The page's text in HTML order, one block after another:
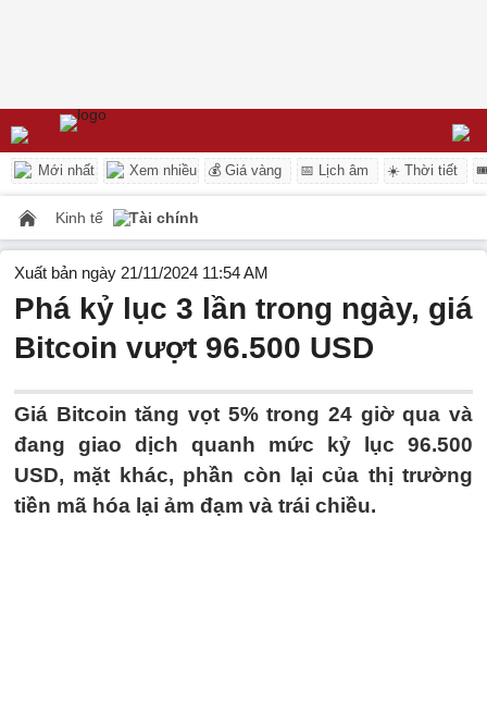
Mới nhất Xem nhiều 💰 Giá vàng 📅 Lịch âm ☀️ Thời tiết
Kinh tế Tài chính
Xuất bản ngày 21/11/2024 11:54 AM
Phá kỷ lục 3 lần trong ngày, giá
Bitcoin vượt 96.500 USD
Giá Bitcoin tăng vọt 5% trong 24 giờ qua và
đang giao dịch quanh mức kỷ lục 96.500
USD, mặt khác, phần còn lại của thị trường
tiền mã hóa lại ảm đạm và trái chiều.